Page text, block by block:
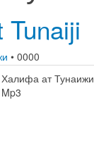
Tunaiji
• 0000
Халифа ат Тунаижи
Mp3